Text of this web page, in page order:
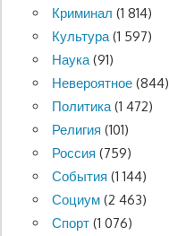
Криминал (1 814)
Культура(1 597)
Наука(91)
Невероятное(844)
Политика(1 472)
Религия (101)
Россия (759)
События (1 144)
Социум(2 463)
Спорт(1 076)